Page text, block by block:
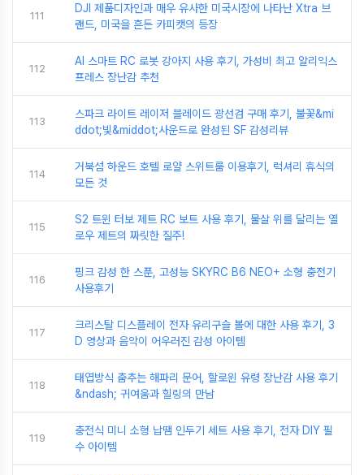
111
DJI 제품디자인과 매우 유사한 미국시장에 나타난 Xtra 브
랜드, 미국을 흔든 카피캣의 등장
112
AI 스마트 RC 로봇 강아지 사용 후기, 가성비 최고 알리익스
프레스 장난감 추천
113
스파크 라이트 레이저 블레이드 광선검 구매 후기, 불꽃&mi
ddot;빛&middot;사운드로 완성된 SF 감성리뷰
114
거북섬 하운드 호텔 로얄 스위트룸 이용후기, 럭셔리 휴식의
모든 것
115
S2 트윈 터보 제트 RC 보트 사용 후기, 물살 위를 달리는 옐
로우 제트의 짜릿한 질주!
116
핑크 감성 한 스푼, 고성능 SKYRC B6 NEO+ 소형 충전기
사용후기
117
크리스탈 디스플레이 전자 유리구슬 볼에 대한 사용 후기, 3
D 영상과 음악이 어우러진 감성 아이템
118
태엽방식 춤추는 해파리 문어, 할로윈 유령 장난감 사용 후기
&ndash; 귀여움과 힐링의 만남
119
충전식 미니 소형 납땜 인두기 세트 사용 후기, 전자 DIY 필
수 아이템